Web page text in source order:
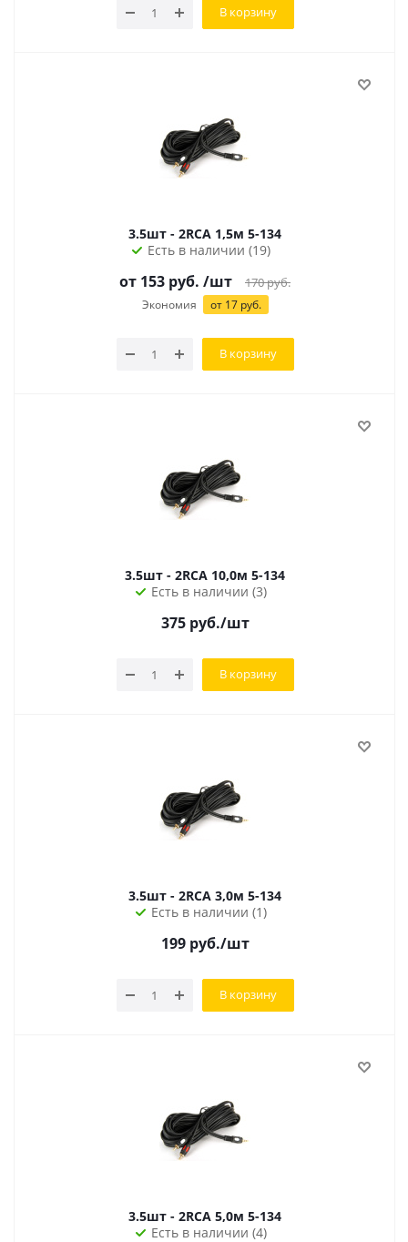
В корзину
3.5шт - 2RCA 1,5м 5-134
Есть в наличии (19)
от 153 руб. /шт 170руб.
Экономия от 17руб.
В корзину
3.5шт - 2RCA 10,0м 5-134
Есть в наличии (3)
375руб./шт
В корзину
3.5шт - 2RCA 3,0м 5-134
Есть в наличии (1)
199руб./шт
В корзину
3.5шт - 2RCA 5,0м 5-134
Есть в наличии (4)